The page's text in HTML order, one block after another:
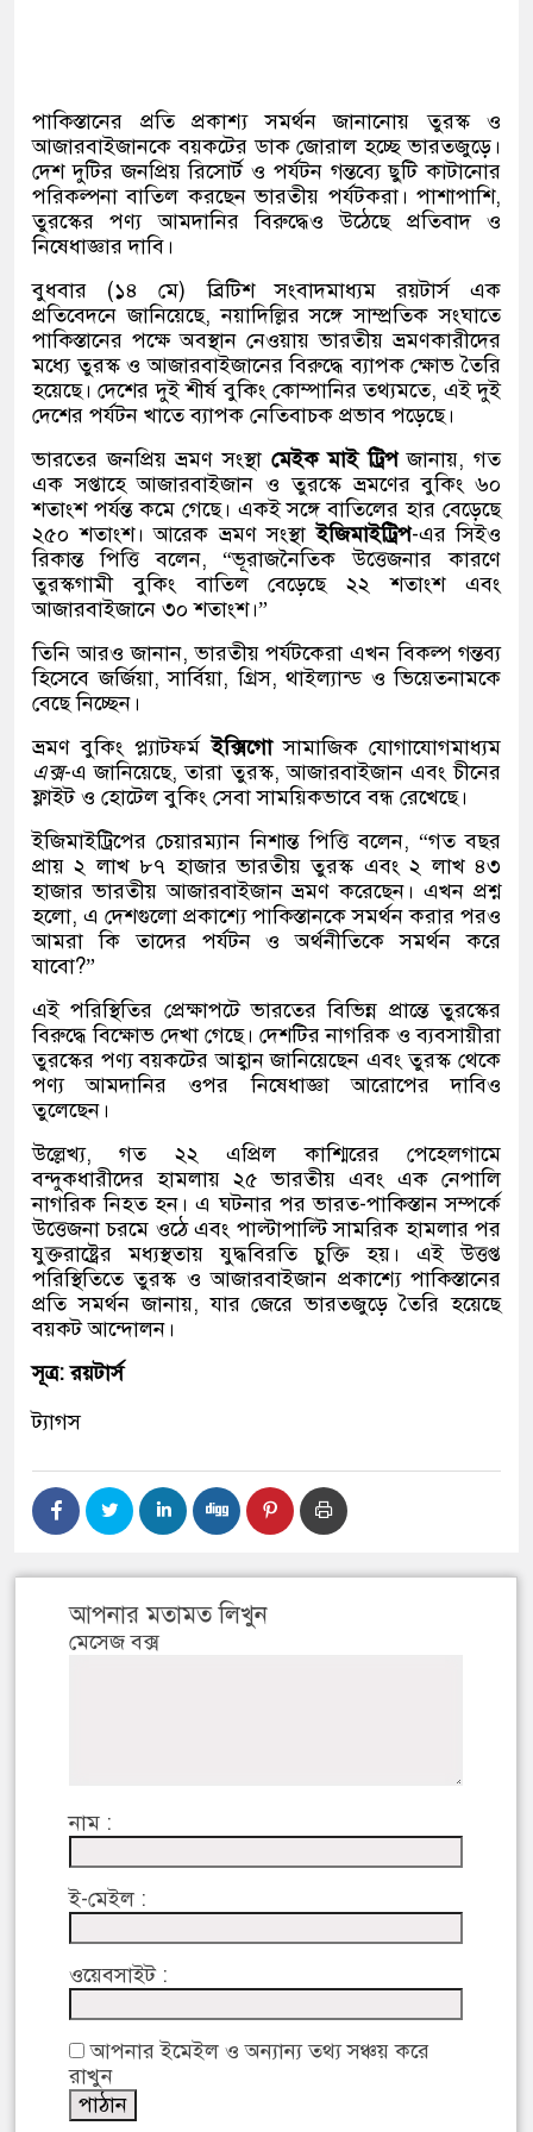
পাকিস্তানের প্রতি প্রকাশ্য সমর্থন জানানোয় তুরস্ক ও
আজারবাইজানকে বয়কটের ডাক জোরাল হচ্ছে ভারতজুড়ে।
দেশ দুটির জনপ্রিয় রিসোর্ট ও পর্যটন গন্তব্যে ছুটি কাটানোর
পরিকল্পনা বাতিল করছেন ভারতীয় পর্যটকরা। পাশাপাশি,
তুরস্কের পণ্য আমদানির বিরুদ্ধেও উঠেছে প্রতিবাদ ও
নিষেধাজ্ঞার দাবি।
বুধবার (১৪ মে) ব্রিটিশ সংবাদমাধ্যম রয়টার্স এক
প্রতিবেদনে জানিয়েছে, নয়াদিল্লির সঙ্গে সাম্প্রতিক সংঘাতে
পাকিস্তানের পক্ষে অবস্থান নেওয়ায় ভারতীয় ভ্রমণকারীদের
মধ্যে তুরস্ক ও আজারবাইজানের বিরুদ্ধে ব্যাপক ক্ষোভ তৈরি
হয়েছে। দেশের দুই শীর্ষ বুকিং কোম্পানির তথ্যমতে, এই দুই
দেশের পর্যটন খাতে ব্যাপক নেতিবাচক প্রভাব পড়েছে।
ভারতের জনপ্রিয় ভ্রমণ সংস্থা মেইক মাই ট্রিপজানায়, গত
এক সপ্তাহে আজারবাইজান ও তুরস্কে ভ্রমণের বুকিং ৬০
শতাংশ পর্যন্ত কমে গেছে। একই সঙ্গে বাতিলের হার বেড়েছে
২৫০ শতাংশ। আরেক ভ্রমণ সংস্থাইজিমাইট্রিপ-এর সিইও
রিকান্ত পিত্তি বলেন, “ভূরাজনৈতিক উত্তেজনার কারণে
তুরস্কগামী বুকিং বাতিল বেড়েছে ২২ শতাংশ এবং
আজারবাইজানে ৩০ শতাংশ।”
তিনি আরও জানান, ভারতীয় পর্যটকেরা এখন বিকল্প গন্তব্য
হিসেবে জর্জিয়া, সার্বিয়া, গ্রিস, থাইল্যান্ড ও ভিয়েতনামকে
বেছে নিচ্ছেন।
ভ্রমণ বুকিং প্ল্যাটফর্মইক্সিগোসামাজিক যোগাযোগমাধ্যম
এক্স-এ জানিয়েছে, তারা তুরস্ক, আজারবাইজান এবং চীনের
ফ্লাইট ও হোটেল বুকিং সেবা সাময়িকভাবে বন্ধ রেখেছে।
ইজিমাইট্রিপের চেয়ারম্যান নিশান্ত পিত্তি বলেন, “গত বছর
প্রায় ২ লাখ ৮৭ হাজার ভারতীয় তুরস্ক এবং ২ লাখ ৪৩
হাজার ভারতীয় আজারবাইজান ভ্রমণ করেছেন। এখন প্রশ্ন
হলো, এ দেশগুলো প্রকাশ্যে পাকিস্তানকে সমর্থন করার পরও
আমরা কি তাদের পর্যটন ও অর্থনীতিকে সমর্থন করে
যাবো?”
এই পরিস্থিতির প্রেক্ষাপটে ভারতের বিভিন্ন প্রান্তে তুরস্কের
বিরুদ্ধে বিক্ষোভ দেখা গেছে। দেশটির নাগরিক ও ব্যবসায়ীরা
তুরস্কের পণ্য বয়কটের আহ্বান জানিয়েছেন এবং তুরস্ক থেকে
পণ্য আমদানির ওপর নিষেধাজ্ঞা আরোপের দাবিও
তুলেছেন।
উল্লেখ্য, গত ২২ এপ্রিল কাশ্মিরের পেহেলগামে
বন্দুকধারীদের হামলায় ২৫ ভারতীয় এবং এক নেপালি
নাগরিক নিহত হন। এ ঘটনার পর ভারত-পাকিস্তান সম্পর্কে
উত্তেজনা চরমে ওঠে এবং পাল্টাপাল্টি সামরিক হামলার পর
যুক্তরাষ্ট্রের মধ্যস্থতায় যুদ্ধবিরতি চুক্তি হয়। এই উত্তপ্ত
পরিস্থিতিতে তুরস্ক ও আজারবাইজান প্রকাশ্যে পাকিস্তানের
প্রতি সমর্থন জানায়, যার জেরে ভারতজুড়ে তৈরি হয়েছে
বয়কট আন্দোলন।
সূত্র: রয়টার্স
ট্যাগস
আপনার মতামত লিখুন
মেসেজ বক্স
নাম :
ই-মেইল :
ওয়েবসাইট :
আপনার ইমেইল ও অন্যান্য তথ্য সঞ্চয় করে
রাখুন